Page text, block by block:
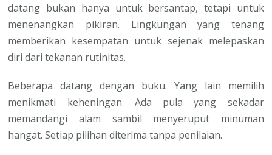
datang bukan hanya untuk bersantap, tetapi untuk
menenangkan pikiran. Lingkungan yang tenang
memberikan kesempatan untuk sejenak melepaskan
diri dari tekanan rutinitas.
Beberapa datang dengan buku. Yang lain memilih
menikmati keheningan. Ada pula yang sekadar
memandangi alam sambil menyeruput minuman
hangat. Setiap pilihan diterima tanpa penilaian.